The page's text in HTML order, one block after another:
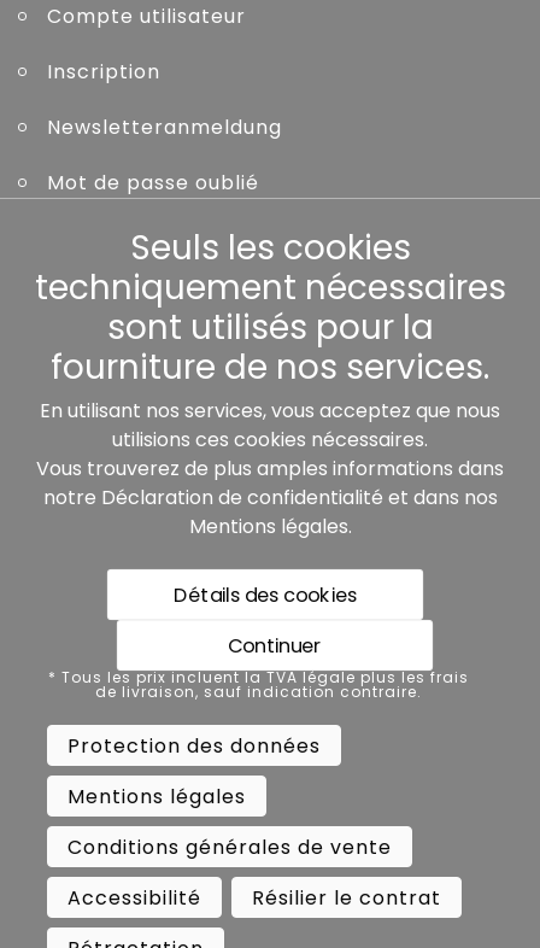
Compte utilisateur
Inscription
Newsletteranmeldung
Mot de passe oublié
Nos partenaires:
* Tous les prix incluent la TVA légale plus les frais de
livraison, sauf indication contraire.
Protection des données
Mentions légales
Conditions générales de vente
Accessibilité
Résilier le contrat
Rétractation
Copyright ©Busch.
Seuls les cookies
techniquement nécessaires
sont utilisés pour la
fourniture de nos services.
En utilisant nos services, vous acceptez que nous
utilisions ces cookies nécessaires.
Vous trouverez de plus amples informations dans
notre Déclaration de confidentialité et dans nos
Mentions légales.
Détails des cookies
Continuer
* Tous les prix incluent la TVA légale plus les frais
de livraison, sauf indication contraire.
Protection des données
Mentions légales
Conditions générales de vente
Accessibilité
Résilier le contrat